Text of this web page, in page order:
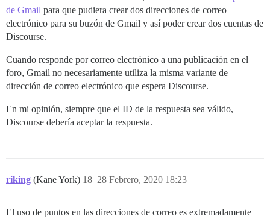
de Gmail para que pudiera crear dos direcciones de correo
electrónico para su buzón de Gmail y así poder crear dos cuentas de
Discourse.
Cuando responde por correo electrónico a una publicación en el
foro, Gmail no necesariamente utiliza la misma variante de
dirección de correo electrónico que espera Discourse.
En mi opinión, siempre que el ID de la respuesta sea válido,
Discourse debería aceptar la respuesta.
riking (Kane York) 28 Febrero, 2020 18:23
18
El uso de puntos en las direcciones de correo es extremadamente